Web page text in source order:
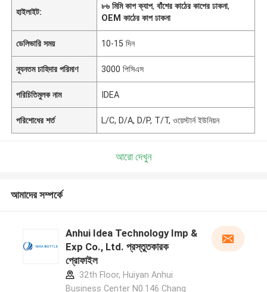
হাইলাইট:
৮৬ মিমি কাপ ক্যাপ,বাঁশের কাঠের কাপের ঢাকনা,
OEM কাঠের কাপ ঢাকনা
ডেলিভারি সময় 10-15 দিন
ন্যূনতম চাহিদার পরিমাণ 3000 পিসিএস
পরিচিতিমুলক নাম IDEA
পরিশোধের শর্ত L/C, D/A, D/P, T/T, ওয়েস্টার্ন ইউনিয়ন
আরো দেখুন
আমাদের সম্পর্কে
Anhui Idea Technology Imp &
Exp Co., Ltd. প্রস্তুতকারক
প্রোফাইল
32th Floor, Huiyan Anhui
Business Center N0.146 Chang